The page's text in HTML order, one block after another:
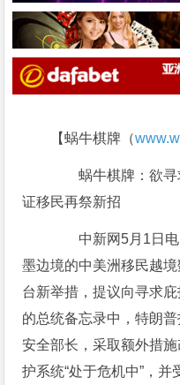
【蜗牛棋牌（
蜗牛棋牌：欲寻
证移民再祭新招
中新网5月1日电
墨边境的中美洲移民越
台新举措，提议向寻求
的总统备忘录中，特朗
安全部长，采取额外措
护系统“处于危机中”，并